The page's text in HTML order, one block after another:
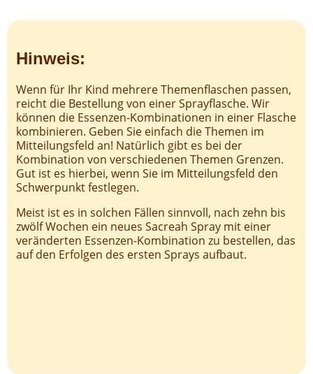
Hinweis:
Wenn für Ihr Kind mehrere Themenflaschen passen,
reicht die Bestellung von einer Sprayflasche. Wir
können die Essenzen-Kombinationen in einer Flasche
kombinieren. Geben Sie einfach die Themen im
Mitteilungsfeld an! Natürlich gibt es bei der
Kombination von verschiedenen Themen Grenzen.
Gut ist es hierbei, wenn Sie im Mitteilungsfeld den
Schwerpunkt festlegen.
Meist ist es in solchen Fällen sinnvoll, nach zehn bis
zwölf Wochen ein neues Sacreah Spray mit einer
veränderten Essenzen-Kombination zu bestellen, das
auf den Erfolgen des ersten Sprays aufbaut.